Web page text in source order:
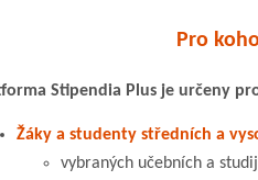
Pro
Stipendia Plus je určeny
Žáky a studenty středních a
vybraných učebních a